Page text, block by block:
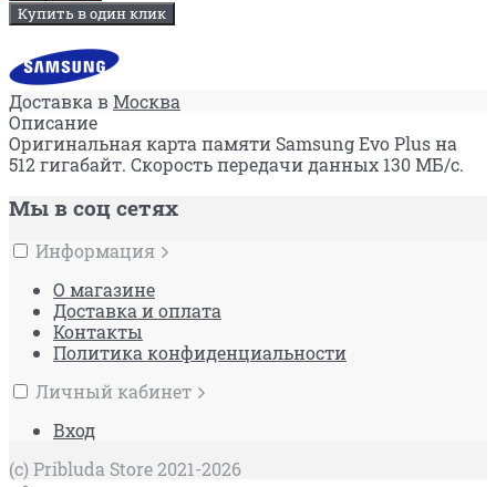
Купить в один клик
Доставка вМосква
Описание
Оригинальная карта памяти Samsung Evo Plus на
512 гигабайт. Скорость передачи данных 130 МБ/c.
Мы в соц сетях
Информация
О магазине
Доставка и оплата
Контакты
Политика конфиденциальности
Личный кабинет
Вход
(c) Pribluda Store 2021-2026